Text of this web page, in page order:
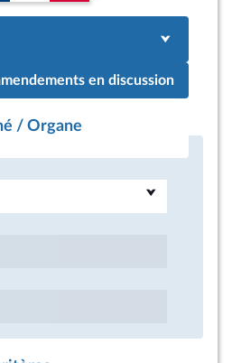
en discussion
/ Organe